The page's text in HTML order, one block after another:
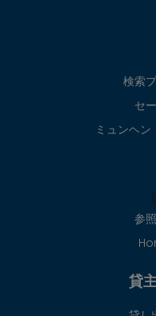
検索
セ
ミュンヘ
参
貸